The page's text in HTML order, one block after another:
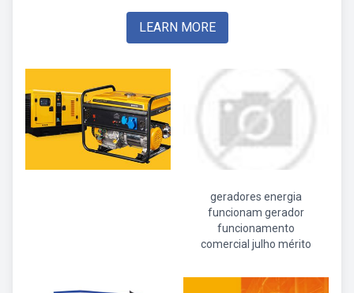
LEARN MORE
geradores energia
funcionam gerador
funcionamento
comercial julho mérito